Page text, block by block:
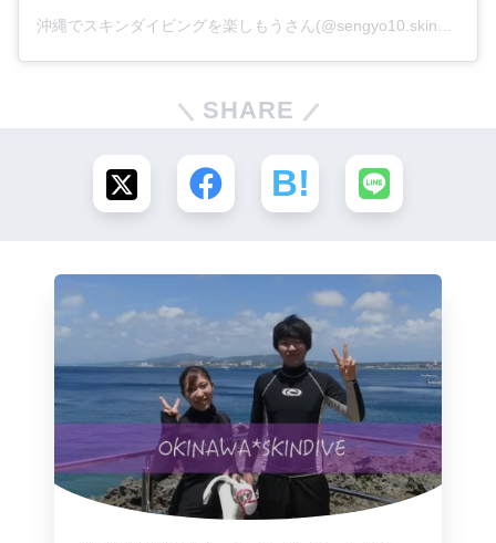
沖縄でスキンダイビングを楽しもうさん(@sengyo10.skindive)がシェアした投稿
SHARE